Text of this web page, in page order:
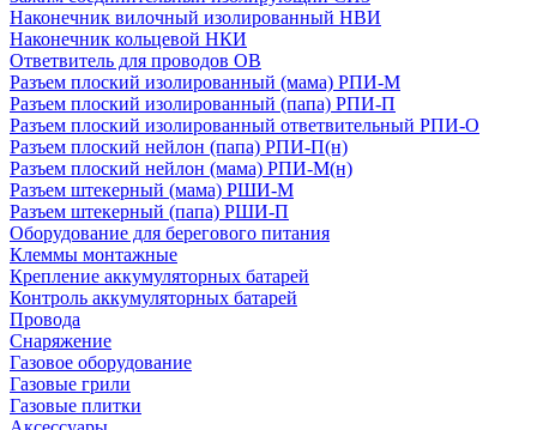
Наконечник вилочный изолированный НВИ
Наконечник кольцевой НКИ
Ответвитель для проводов ОВ
Разъем плоский изолированный (мама) РПИ-М
Разъем плоский изолированный (папа) РПИ-П
Разъем плоский изолированный ответвительный РПИ-О
Разъем плоский нейлон (папа) РПИ-П(н)
Разъем плоский нейлон (мама) РПИ-М(н)
Разъем штекерный (мама) РШИ-М
Разъем штекерный (папа) РШИ-П
Оборудование для берегового питания
Клеммы монтажные
Крепление аккумуляторных батарей
Контроль аккумуляторных батарей
Провода
Снаряжение
Газовое оборудование
Газовые грили
Газовые плитки